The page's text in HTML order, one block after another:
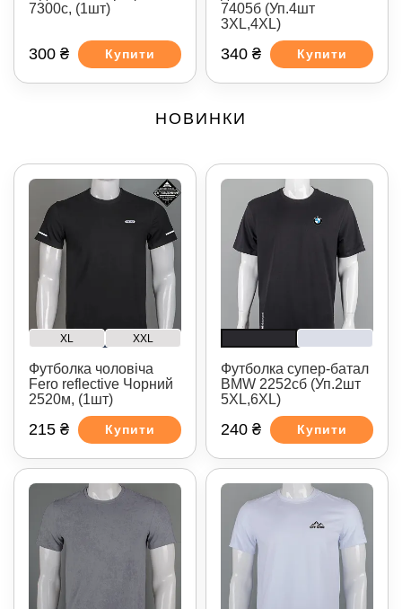
7300с, (1шт)
300 ₴ Купити
7405б (Уп.4шт
3XL,4XL)
340 ₴ Купити
НОВИНКИ
XL XXL
Футболка чоловіча
Fero reflective Чорний
2520м, (1шт)
215 ₴ Купити
Футболка супер-батал
BMW 2252сб (Уп.2шт
5XL,6XL)
240 ₴ Купити